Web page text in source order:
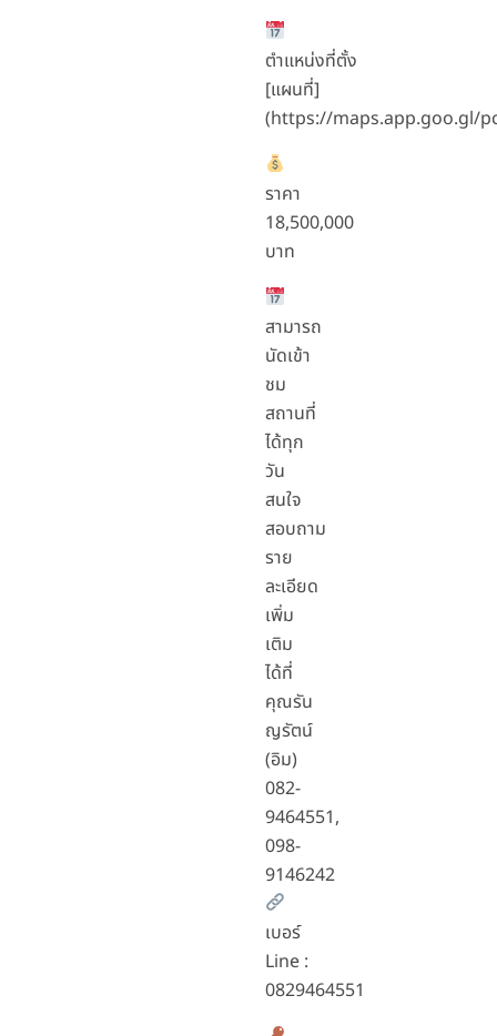
ตำแหน่งที่ตั้ง
[แผนที่]
(https://maps.app.goo.gl/
ราคา
18,500,000
บาท
สามารถ
นัดเข้า
ชม
สถานที่
ได้ทุก
วัน
สนใจ
สอบถาม
ราย
ละเอียด
เพิ่ม
เติม
ได้ที่
คุณรัน
ญรัตน์
(อิม)
082-
9464551,
098-
9146242
เบอร์
Line :
0829464551